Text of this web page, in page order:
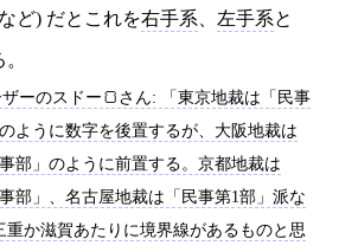
など) だとこれを右手系 左手系と
ーのスドー🍞さん: 「東京地裁は「民事
ように数字を後置するが、大阪地裁は
事部」のように前置する。京都地裁は
事部」、名古屋地裁は「民事第1部」派な
重か滋賀あたりに境界線があるものと思